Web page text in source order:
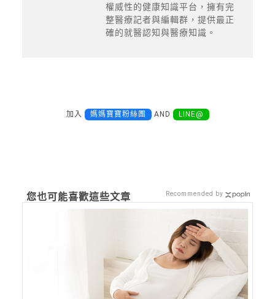
權威性的健康知識平台，擁有完
整醫療記者與編輯群，提供最正
確的就醫認知與醫療知識。
加入 媽媽寶寶粉絲團 AND LINE@
您也可能喜歡這些文章 Recommended by